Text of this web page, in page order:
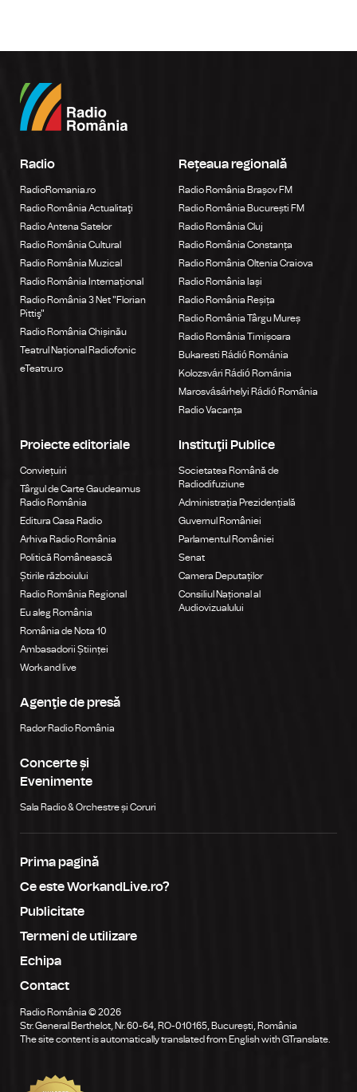
Radio
RadioRomania.ro
Radio România Actualitaţi
Radio Antena Satelor
Radio România Cultural
Radio România Muzical
Radio România Internațional
Radio România 3 Net "Florian
Pittiş"
Radio România Chișinău
Teatrul Național Radiofonic
eTeatru.ro
Rețeaua regională
Radio România Brașov FM
Radio România București FM
Radio România Cluj
Radio România Constanța
Radio România Oltenia Craiova
Radio România Iași
Radio România Reșița
Radio România Târgu Mureș
Radio România Timișoara
Bukaresti Rádió Románia
Kolozsvári Rádió Románia
Marosvásárhelyi Rádió Románia
Radio Vacanța
Proiecte editoriale
Conviețuiri
Târgul de Carte Gaudeamus
Radio România
Editura Casa Radio
Arhiva Radio România
Politică Românească
Știrile războiului
Radio România Regional
Eu aleg România
România de Nota 10
Ambasadorii Științei
Work and live
Agenţie de presă
Rador Radio România
Concerte și
Evenimente
Sala Radio & Orchestre și Coruri
Instituţii Publice
Societatea Română de
Radiodifuziune
Administrația Prezidențială
Guvernul României
Parlamentul României
Senat
Camera Deputaților
Consiliul Național al
Audiovizualului
Prima pagină
Ce este WorkandLive.ro?
Publicitate
Termeni de utilizare
Echipa
Contact
Radio România © 2026
Str. General Berthelot, Nr. 60-64, RO-010165, București, România
The site content is automatically translated from English with GTranslate.